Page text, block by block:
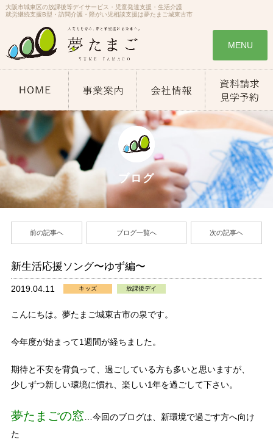
大阪市城東区の放課後等デイサービス・児童発達支援・生活介護
就労継続支援B型・訪問介護・障がい児相談支援は夢たまご城東古市
MENU
ブログ
前の記事へ ブログ一覧へ 次の記事へ
新生活応援ソング〜ゆず編〜
2019.04.11 キッズ 放課後デイ
こんにちは。夢たまご城東古市の泉です。
今年度が始まって1週間が経ちました。
期待と不安を背負って、過ごしている方も多いと思いますが、
少しずつ新しい環境に慣れ、楽しい1年を過ごして下さい。
夢たまごの窓 …今回のブログは、新環境で過ごす方へ向け
た